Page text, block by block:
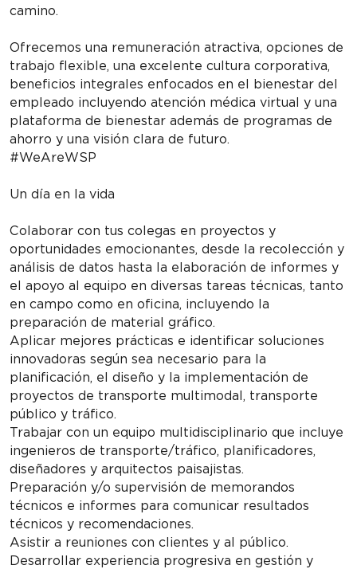
camino.
Ofrecemos una remuneración atractiva, opciones de
trabajo flexible, una excelente cultura corporativa,
beneficios integrales enfocados en el bienestar del
empleado incluyendo atención médica virtual y una
plataforma de bienestar además de programas de
ahorro y una visión clara de futuro.
#WeAreWSP
Un día en la vida
Colaborar con tus colegas en proyectos y
oportunidades emocionantes, desde la recolección y
análisis de datos hasta la elaboración de informes y
el apoyo al equipo en diversas tareas técnicas, tanto
en campo como en oficina, incluyendo la
preparación de material gráfico.
Aplicar mejores prácticas e identificar soluciones
innovadoras según sea necesario para la
planificación, el diseño y la implementación de
proyectos de transporte multimodal, transporte
público y tráfico.
Trabajar con un equipo multidisciplinario que incluye
ingenieros de transporte/tráfico, planificadores,
diseñadores y arquitectos paisajistas.
Preparación y/o supervisión de memorandos
técnicos e informes para comunicar resultados
técnicos y recomendaciones.
Asistir a reuniones con clientes y al público.
Desarrollar experiencia progresiva en gestión y